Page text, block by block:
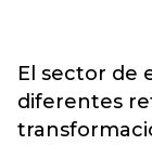
El sector de
diferentes